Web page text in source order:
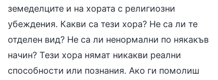
земеделците и на хората с религиозни
убеждения. Какви са тези хора? Не са ли те
отделен вид? Не са ли ненормални по някакъв
начин? Тези хора нямат никакви реални
способности или познания. Ако ги помолиш